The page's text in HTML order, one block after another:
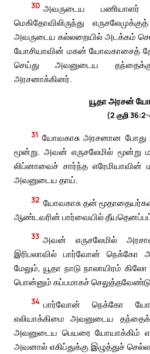
30 அவருடைய
மெகிதோவிலிருந்து
அவருடைய கல்லறையில் அடக்கம்
யோசியாவின் மகன் யோவகாசைத்
செய்து அவனுடைய
அரசனாக்கினர்.
யூதா அரசன்
(2 குறி
31 யோவகாசு அரசனான போது
மூன்று. அவன் எருசலேமில்
லிப்னாவைச் சார்ந்த
அவனுடைய தாய்.
32 யோவகாசு தன்
ஆண்டவரின் பார்வையில்
33 அவன் எருசலேமில்
இரிபலாவில் பார்வோன் நெக்கோ
மேலும், யூதா நாடு நாலாயிரம்
பொன்னும் கப்பமாகச்
34 பார்வோன் நெக்கோ
எலியாக்கிமை அவனுடைய
அவனுடைய பெயரை யோயாக்கிம்
அவனால் எகிப்துக்கு இழுத்துச்